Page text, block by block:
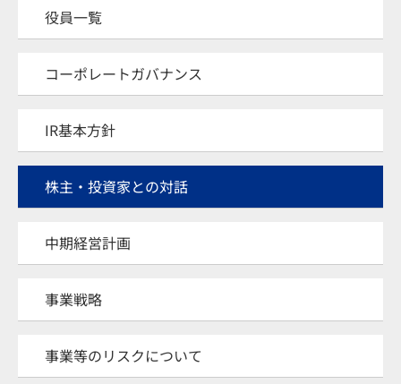
役員一覧
コーポレートガバナンス
IR基本方針
株主・投資家との対話
中期経営計画
事業戦略
事業等のリスクについて